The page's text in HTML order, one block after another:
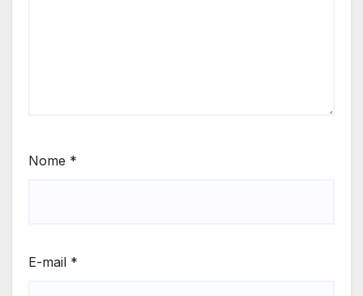
Nome *
E-mail *